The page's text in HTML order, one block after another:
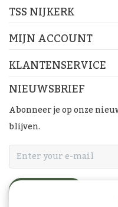
TSS NIJKERK
MIJN ACCOUNT
KLANTENSERVICE
NIEUWSBRIEF
Abonneer je op onze
blijven.